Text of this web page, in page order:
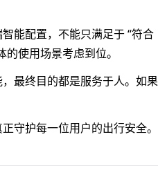
能配置，不能只满足于 “符合
使用场景考虑到位。
最终目的都是服务于人。如果
守护每一位用户的出行安全。